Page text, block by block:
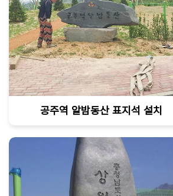
공주역 알밤동산 표지석 설치